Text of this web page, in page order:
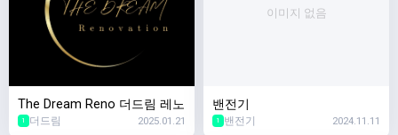
The Dream Reno 더드림 레노
1 더드림 2025.01.21
이미지 없음
밴전기
1 밴전기 2024.11.11